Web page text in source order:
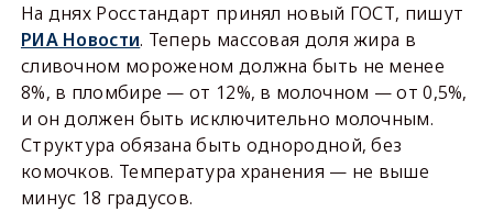
На днях Росстандарт принял новый ГОСТ, пишут
РИА Новости. Теперь массовая доля жира в
сливочном мороженом должна быть не менее
8%, в пломбире — от 12%, в молочном — от 0,5%,
и он должен быть исключительно молочным.
Структура обязана быть однородной, без
комочков. Температура хранения — не выше
минус 18 градусов.